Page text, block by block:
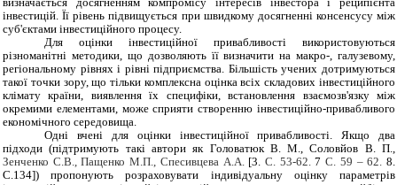
інвестицій. Її рівень підвищується при швидкому досягненні консенсусу між
суб'єктами інвестиційного процесу.
Для оцінки інвестиційної привабливості використовуються
різноманітні методики, що дозволяють її визначити на макро-, галузевому,
регіональному рівнях і рівні підприємства. Більшість учених дотримуються
такої точки зору, що тільки комплексна оцінка всіх складових інвестиційного
клімату країни, виявлення їх специфіки, встановлення взаємозв'язку між
окремими елементами, може сприяти створенню інвестиційно-привабливого
економічного середовища.
Одні вчені для оцінки інвестиційної привабливості. Якщо два
підходи (підтримують такі автори як Головатюк В. М., Соловйов В. П.,
Зенченко С.В., Пащенко М.П., Спесивцева А.А.[3. C. 53-62.7 С. 59 – 62. 8.
C.134]) пропонують розраховувати індивідуальну оцінку параметрів